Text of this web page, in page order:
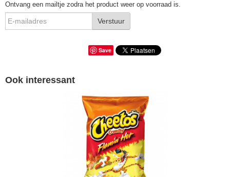
Ontvang een mailtje zodra het product weer op voorraad is.
Verstuur
Save
Ook interessant